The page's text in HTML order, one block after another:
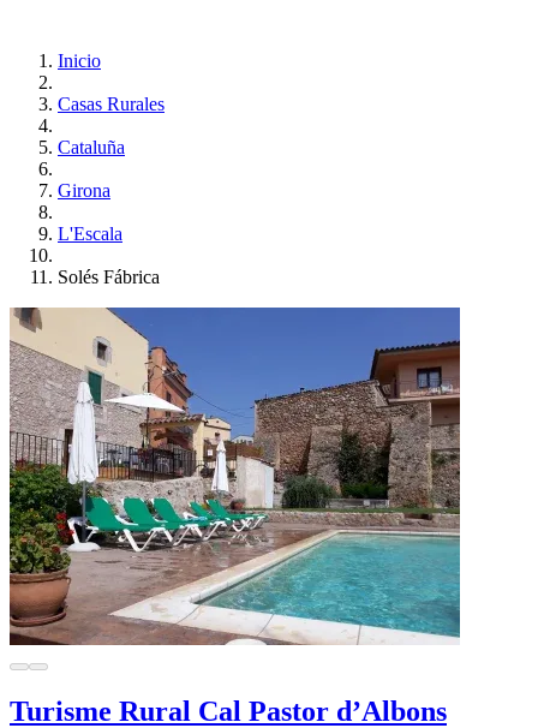
Inicio
Casas Rurales
Cataluña
Girona
L'Escala
Solés Fábrica
Turisme Rural Cal Pastor d’Albons